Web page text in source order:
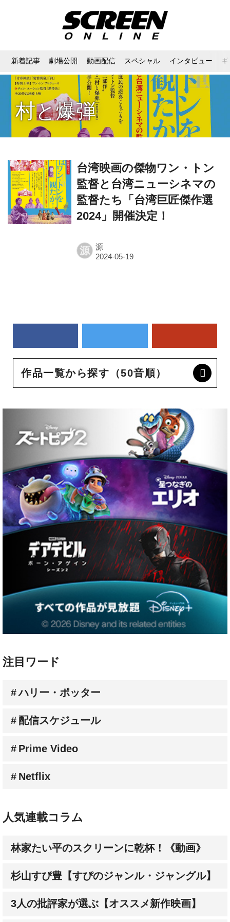
新着記事 劇場公開 動画配信 スペシャル インタビュー
村と爆弾
台湾映画の傑物ワン・トン
監督と台湾ニューシネマの
監督たち「台湾巨匠傑作選
2024」開催決定！
源 源
作品一覧から探す（50音順）
注目ワード
ハリー・ポッター
配信スケジュール
Prime Video
Netflix
林家たい平のスクリーンに乾杯！《動画》
杉山すぴ豊【すぴのジャンル・ジャングル】
3人の批評家が選ぶ【オススメ新作映画】
成田陽子【私が会った人気スターの昔と今】